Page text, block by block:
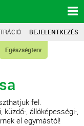
BEJELENTKEZÉS
Egészségterv
fel.
küzdő-, állóképességi-,
el egymástól!